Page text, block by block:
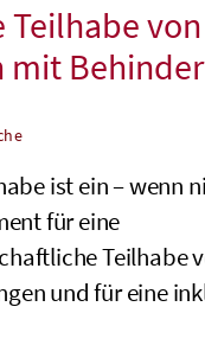
Teilhabe von
mit
ist ein – wenn
für eine
Teilhabe
und für eine